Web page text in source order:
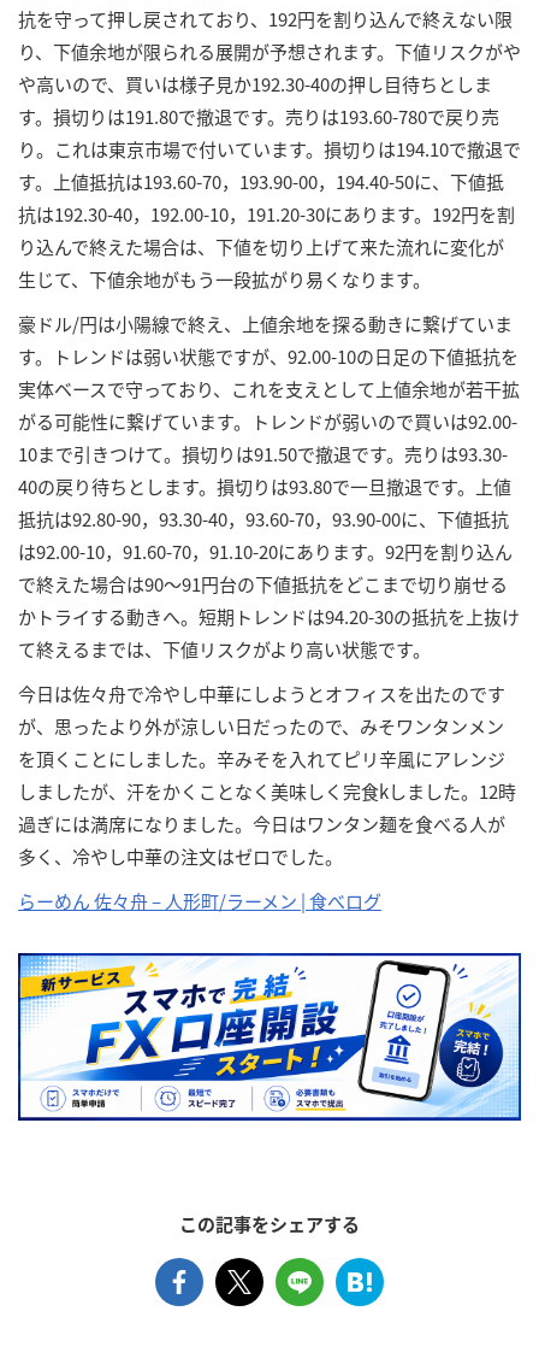
抗を守って押し戻されており、192円を割り込んで終えない限
り、下値余地が限られる展開が予想されます。下値リスクがや
や高いので、買いは様子見か192.30-40の押し目待ちとしま
す。損切りは191.80で撤退です。売りは193.60-780で戻り売
り。これは東京市場で付いています。損切りは194.10で撤退で
す。上値抵抗は193.60-70，193.90-00，194.40-50に、下値抵
抗は192.30-40，192.00-10，191.20-30にあります。192円を割
り込んで終えた場合は、下値を切り上げて来た流れに変化が
生じて、下値余地がもう一段拡がり易くなります。
豪ドル/円は小陽線で終え、上値余地を探る動きに繋げていま
す。トレンドは弱い状態ですが、92.00-10の日足の下値抵抗を
実体ベースで守っており、これを支えとして上値余地が若干拡
がる可能性に繋げています。トレンドが弱いので買いは92.00-
10まで引きつけて。損切りは91.50で撤退です。売りは93.30-
40の戻り待ちとします。損切りは93.80で一旦撤退です。上値
抵抗は92.80-90，93.30-40，93.60-70，93.90-00に、下値抵抗
は92.00-10，91.60-70，91.10-20にあります。92円を割り込ん
で終えた場合は90～91円台の下値抵抗をどこまで切り崩せる
かトライする動きへ。短期トレンドは94.20-30の抵抗を上抜け
て終えるまでは、下値リスクがより高い状態です。
今日は佐々舟で冷やし中華にしようとオフィスを出たのです
が、思ったより外が涼しい日だったので、みそワンタンメン
を頂くことにしました。辛みそを入れてピリ辛風にアレンジ
しましたが、汗をかくことなく美味しく完食kしました。12時
過ぎには満席になりました。今日はワンタン麺を食べる人が
多く、冷やし中華の注文はゼロでした。
らーめん 佐々舟 – 人形町/ラーメン | 食べログ
この記事をシェアする